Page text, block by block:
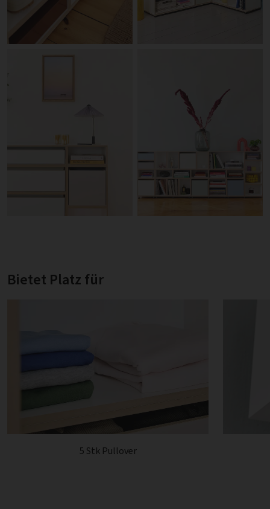
Bietet Platz für
5 Stk Pullover